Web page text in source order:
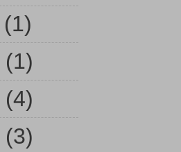
(1)
(1)
(4)
(3)